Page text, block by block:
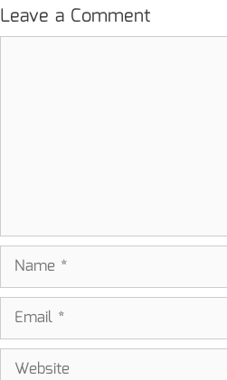
Leave a Comment
Name
Email
Website